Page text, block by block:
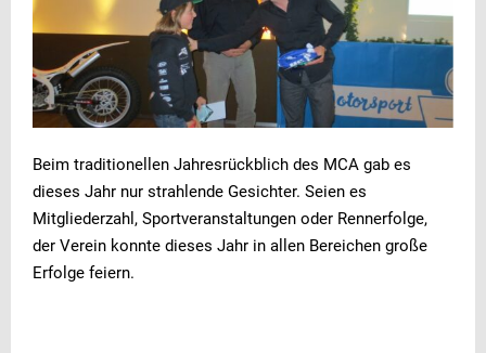
Beim traditionellen Jahresrückblich des MCA gab es
dieses Jahr nur strahlende Gesichter. Seien es
Mitgliederzahl, Sportveranstaltungen oder Rennerfolge,
der Verein konnte dieses Jahr in allen Bereichen große
Erfolge feiern.